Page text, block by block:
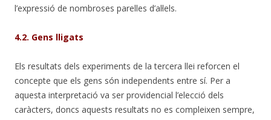
l’expressió de nombroses parelles d’al·lels.
4.2. Gens lligats
Els resultats dels experiments de la tercera llei reforcen el
concepte que els gens són independents entre sí. Per a
aquesta interpretació va ser providencial l’elecció dels
caràcters, doncs aquests resultats no es compleixen sempre,